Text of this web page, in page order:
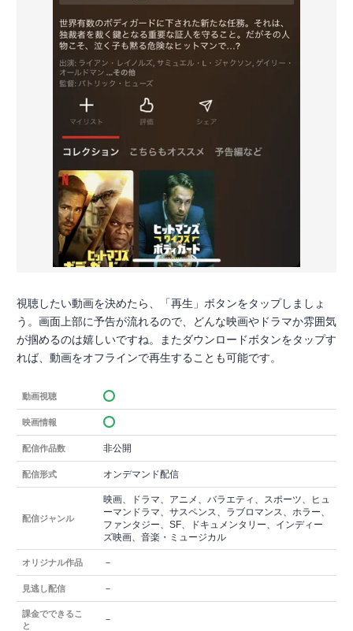
視聴したい動画を決めたら、「再生」ボタンをタップしましょ
う。画面上部に予告が流れるので、どんな映画やドラマか雰囲気
が掴めるのは嬉しいですね。またダウンロードボタンをタップす
れば、動画をオフラインで再生することも可能です。
動画視聴
映画情報
配信作品数 非公開
配信形式 オンデマンド配信
配信ジャンル
映画、ドラマ、アニメ、バラエティ、スポーツ、ヒュ
ーマンドラマ、サスペンス、ラブロマンス、ホラー、
ファンタジー、SF、ドキュメンタリー、インディー
ズ映画、音楽・ミュージカル
オリジナル作品 －
見逃し配信 －
課金でできるこ
と
－